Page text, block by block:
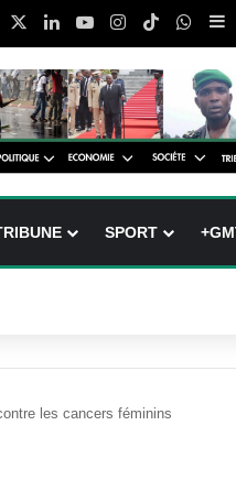
LinkedinYouTubeInstagram
TikTok
SPORT
les cancers féminins